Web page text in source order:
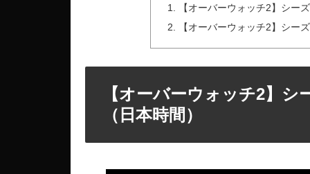
【オーバーウォッチ2】シー
【オーバーウォッチ2】シー
【オーバーウォッチ2】
（日本時間）